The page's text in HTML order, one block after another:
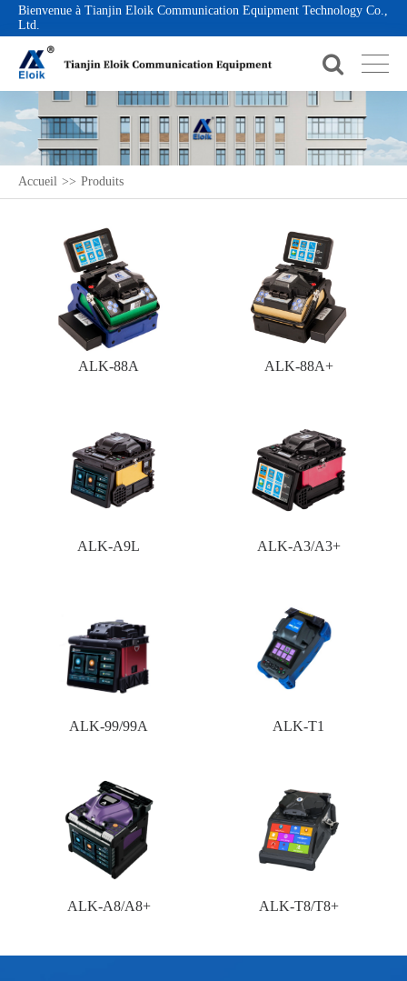
Bienvenue à Tianjin Eloik Communication Equipment Technology Co.,
Ltd.
Accueil >> Produits
ALK-88A ALK-88A+
ALK-A9L ALK-A3/A3+
ALK-99/99A ALK-T1
ALK-A8/A8+ ALK-T8/T8+